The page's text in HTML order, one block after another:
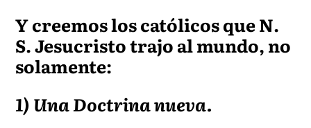
Y creemos los católicos que N.
S. Jesucristo trajo al mundo, no
solamente:
1) Una Doctrina nueva.